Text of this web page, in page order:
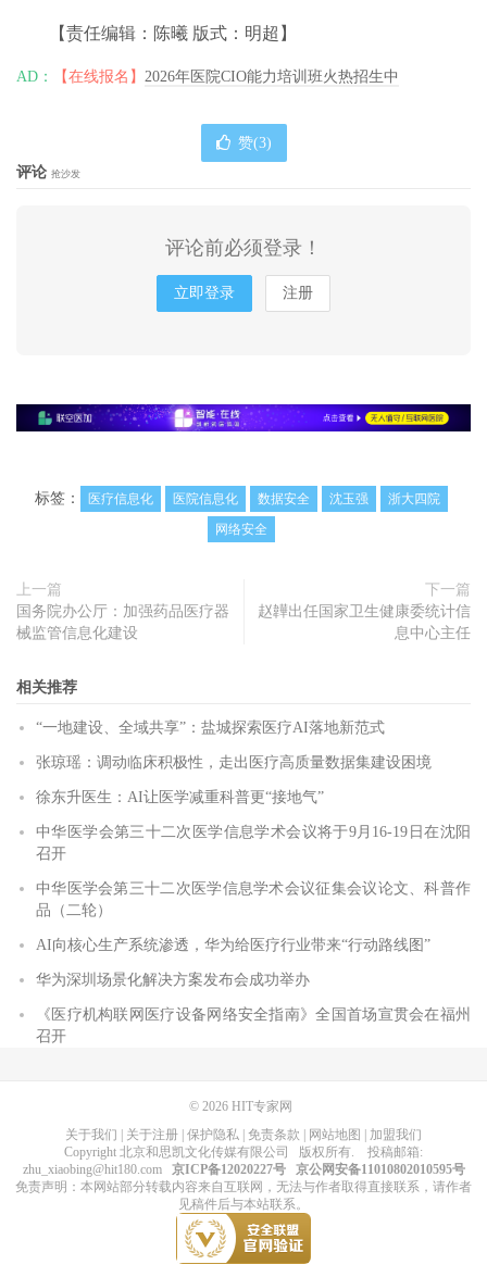
【责任编辑：陈曦 版式：明超】
AD： 【在线报名】 2026年医院CIO能力培训班火热招生中
赞(3)
评论 抢沙发
评论前必须登录！
立即登录 注册
标签： 医疗信息化 医院信息化 数据安全 沈玉强
浙大四院
网络安全
上一篇
国务院办公厅：加强药品医疗器
械监管信息化建设
下一篇
赵韡出任国家卫生健康委统计信
息中心主任
相关推荐
“一地建设、全域共享”：盐城探索医疗AI落地新范式
张琼瑶：调动临床积极性，走出医疗高质量数据集建设困境
徐东升医生：AI让医学减重科普更“接地气”
中华医学会第三十二次医学信息学术会议将于9月16-19日在沈阳
召开
中华医学会第三十二次医学信息学术会议征集会议论文、科普作
品（二轮）
AI向核心生产系统渗透，华为给医疗行业带来“行动路线图”
华为深圳场景化解决方案发布会成功举办
《医疗机构联网医疗设备网络安全指南》全国首场宣贯会在福州
召开
© 2026 HIT专家网
关于我们
关于注册 保护隐私 免责条款 网站地图
加盟我们
Copyright 北京和思凯文化传媒有限公司 版权所有. 投稿邮箱:
zhu_xiaobing@hit180.com
京ICP备12020227号
京公网安备11010802010595号
免责声明：本网站部分转载内容来自互联网，无法与作者取得直接联系，请作者
见稿件后与本站联系。